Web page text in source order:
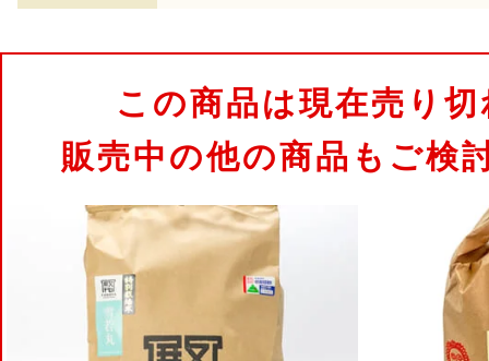
この商品は現在売り
販売中の他の商品もご検